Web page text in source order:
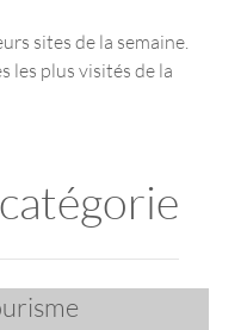
sites de la semaine.
les plus visités de la